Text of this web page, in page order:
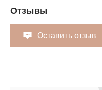
Отзывы
Оставить отзыв